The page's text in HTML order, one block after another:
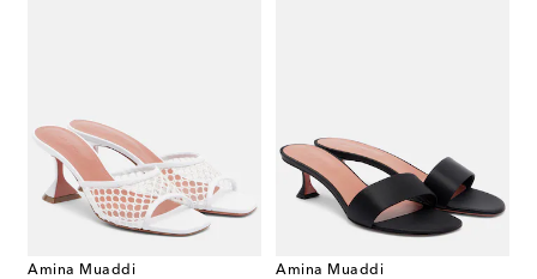
Amina Muaddi
Amina Muaddi